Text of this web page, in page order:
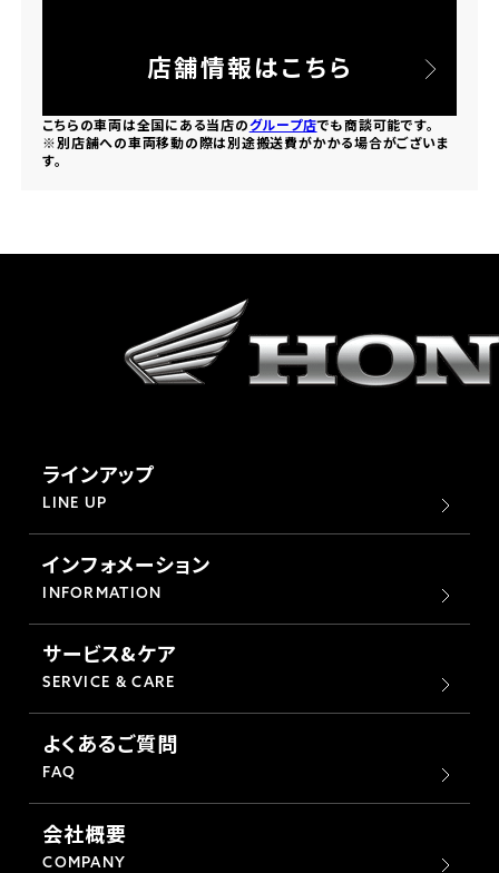
店舗情報はこちら
こちらの車両は全国にある当店のグループ店でも商談可能です。
※別店舗への車両移動の際は別途搬送費がかかる場合がございま
す。
ラインアップ
LINE UP
インフォメーション
INFORMATION
サービス&ケア
SERVICE & CARE
よくあるご質問
FAQ
会社概要
COMPANY
ホンダドリーム 水戸北